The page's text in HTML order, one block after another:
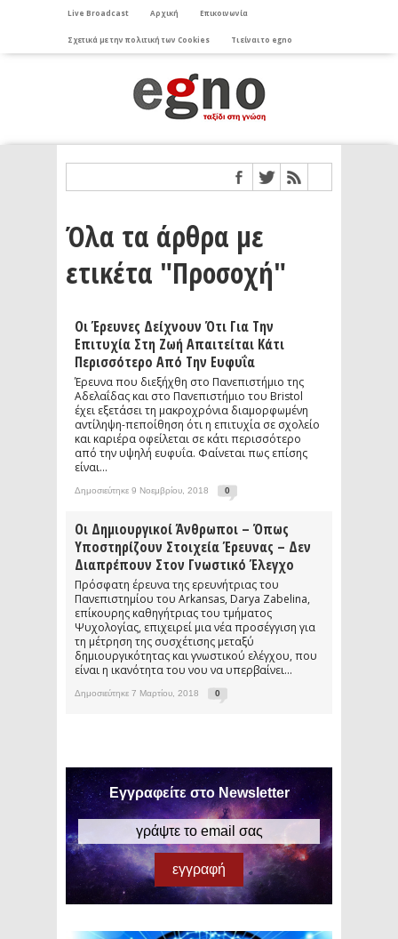
Live Broadcast Αρχική Επικοινωνία
Σχετικά με την πολιτική των Cookies Τι είναι το egno
Όλα τα άρθρα με
ετικέτα "Προσοχή"
Οι Έρευνες Δείχνουν Ότι Για Την
Επιτυχία Στη Ζωή Απαιτείται Κάτι
Περισσότερο Από Την Ευφυΐα
Έρευνα που διεξήχθη στο Πανεπιστήμιο της
Αδελαΐδας και στο Πανεπιστήμιο του Bristol
έχει εξετάσει τη μακροχρόνια διαμορφωμένη
αντίληψη-πεποίθηση ότι η επιτυχία σε σχολείο
και καριέρα οφείλεται σε κάτι περισσότερο
από την υψηλή ευφυΐα. Φαίνεται πως επίσης
είναι...
Δημοσιεύτηκε 9 Νοεμβρίου, 2018 0
Οι Δημιουργικοί Άνθρωποι – Όπως
Υποστηρίζουν Στοιχεία Έρευνας – Δεν
Διαπρέπουν Στον Γνωστικό Έλεγχο
Πρόσφατη έρευνα της ερευνήτριας του
Πανεπιστημίου του Arkansas, Darya Zabelina,
επίκουρης καθηγήτριας του τμήματος
Ψυχολογίας, επιχειρεί μια νέα προσέγγιση για
τη μέτρηση της συσχέτισης μεταξύ
δημιουργικότητας και γνωστικού ελέγχου, που
είναι η ικανότητα του νου να υπερβαίνει...
Δημοσιεύτηκε 7 Μαρτίου, 2018 0
Εγγραφείτε στο Newsletter